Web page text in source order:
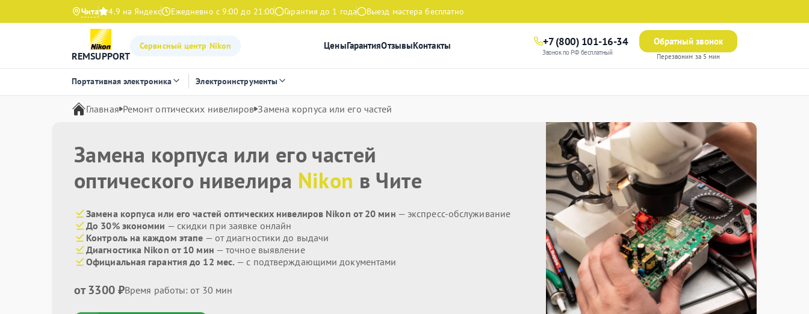
Чита 4.9 на Яндекс Ежедневно с 9:00 до 21:00 Гарантия до 1 года Выезд мастера бесплатно
REMSUPPORT
Сервисный центр Nikon ЦеныГарантияОтзывыКонтакты +7 (800) 101-16-34
Звонок по РФ бесплатный
Обратный звонок
Перезвоним за 5 мин
Портативная электроника Электроинструменты
Главная Ремонт оптических нивелиров Замена корпуса или его частей
Замена корпуса или его частей
оптического нивелира Nikon в Чите
Замена корпуса или его частей оптических нивелиров Nikon от 20 мин — экспресс-обслуживание
До 30% экономии — скидки при заявке онлайн
Контроль на каждом этапе — от диагностики до выдачи
Диагностика Nikon от 10 мин — точное выявление
Официальная гарантия до 12 мес. — с подтверждающими документами
от 3300 ₽Время работы: от 30 мин